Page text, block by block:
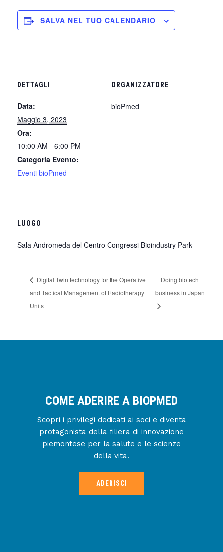
SALVA NEL TUO CALENDARIO
DETTAGLI
Data:
Maggio 3, 2023
Ora:
10:00 AM - 6:00 PM
Categoria Evento:
Eventi bioPmed
ORGANIZZATORE
bioPmed
LUOGO
Sala Andromeda del Centro Congressi Bioindustry Park
Digital Twin technology for the Operative
and Tactical Management of Radiotherapy
Units
Doing biotech
business in Japan
COME ADERIRE A BIOPMED
Scopri i privilegi dedicati ai soci e diventa
protagonista della filiera di innovazione
piemontese per la salute e le scienze
della vita.
ADERISCI